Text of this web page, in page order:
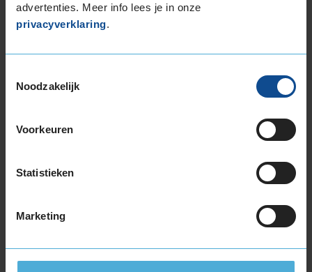
advertenties. Meer info lees je in onze
privacyverklaring.
Noodzakelijk
Voorkeuren
Statistieken
Marketing
235/50R19 99T
235/55R19 101T
235/55R19 101T
235/55R19 101V RUNFLAT
245/30R19 89Y EXTRALOAD
245/40R19 94W
245/40R19 98Y EXTRALOAD